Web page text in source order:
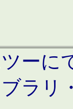
ーに
ラリ